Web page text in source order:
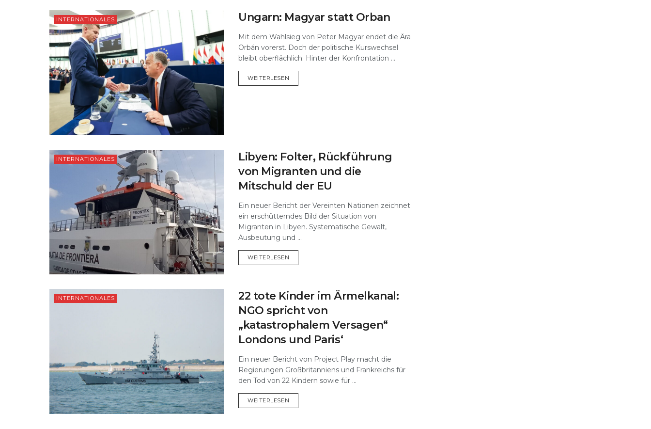
INTERNATIONALES Ungarn: Magyar statt Orban
Mit dem Wahlsieg von Peter Magyar endet die Ära
Orbán vorerst. Doch der politische Kurswechsel
bleibt oberflächlich: Hinter der Konfrontation ...
WEITERLESEN
INTERNATIONALES
Libyen: Folter, Rückführung
von Migranten und die
Mitschuld der EU
Ein neuer Bericht der Vereinten Nationen zeichnet
ein erschütterndes Bild der Situation von
Migranten in Libyen. Systematische Gewalt,
Ausbeutung und ...
WEITERLESEN
INTERNATIONALES
22 tote Kinder im Ärmelkanal:
NGO spricht von
„katastrophalem Versagen“
Londons und Paris‘
Ein neuer Bericht von Project Play macht die
Regierungen Großbritanniens und Frankreichs für
den Tod von 22 Kindern sowie für ...
WEITERLESEN